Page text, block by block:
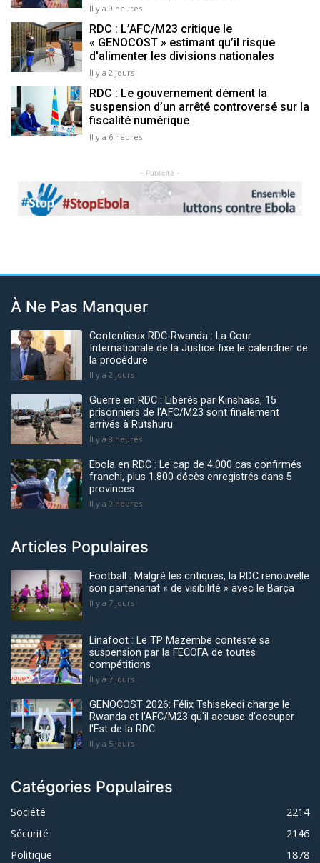
Il y a 9 heures
RDC : L’AFC/M23 critique le
« GENOCOST » estimant qu’il risque
d'alimenter les divisions nationales
Il y a 2 jours
RDC : Le gouvernement dément la
suspension d’un arrêté controversé sur la
fiscalité numérique
Il y a 6 heures
- Publicité -
Previous Next
À Ne Pas Manquer
Contentieux RDC-Rwanda : La Cour
Internationale de la Justice fixe le calendrier de
la procédure
Il y a 2 jours
Guerre en RDC : Libérés par Kinshasa, 15
prisonniers de l'AFC/M23 sont finalement
arrivés à Rutshuru
Il y a 8 heures
Ebola en RDC : Le cap de 4.000 cas confirmés
franchi, plus 1.800 décès enregistrés dans 5
provinces
Il y a 9 heures
Articles Populaires
Football : Malgré les critiques, la RDC renouvelle
son partenariat « de visibilité » avec le Barça
Il y a 7 jours
Linafoot : Le TP Mazembe conteste sa
suspension par la FECOFA de toutes
compétitions
Il y a 7 jours
GENOCOST 2026: Félix Tshisekedi charge le
Rwanda et l'AFC/M23 qu'il accuse d'occuper
l'Est de la RDC
Il y a 5 jours
Catégories Populaires
Société
2214
Sécurité
2146
Politique
1878